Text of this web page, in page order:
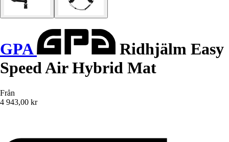
GPA
Ridhjälm Easy
Speed Air Hybrid Mat
Från
4 943,00 kr